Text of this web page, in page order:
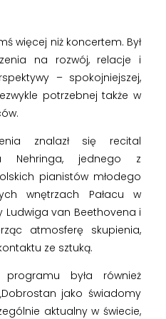
więcej niż koncertem. Był
na rozwój, relacje i
– spokojniejszej,
potrzebnej także w
znalazł się recital
Nehringa, jednego z
pianistów młodego
wnętrzach Pałacu w
Ludwiga van Beethovena i
atmosferę skupienia,
ze sztuką.
była również
jako świadomy
aktualny w świecie,